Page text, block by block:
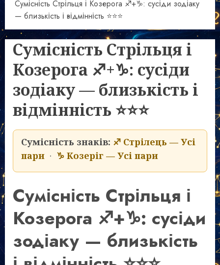
Сумісність Стрільця і Козерога ♐+♑: сусіди зодіаку
— близькість і відмінність ⭐⭐⭐
Сумісність Стрільця і
Козерога ♐+♑: сусіди
зодіаку — близькість і
відмінність ⭐⭐⭐
Сумісність знаків: ♐ Стрілець — Усі
пари · ♑ Козеріг — Усі пари
Сумісність Стрільця і
Козерога ♐+♑: сусіди
зодіаку — близькість